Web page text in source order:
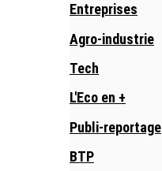
Entreprises
Agro-industrie
Tech
L'Eco en +
Publi-reportage
BTP